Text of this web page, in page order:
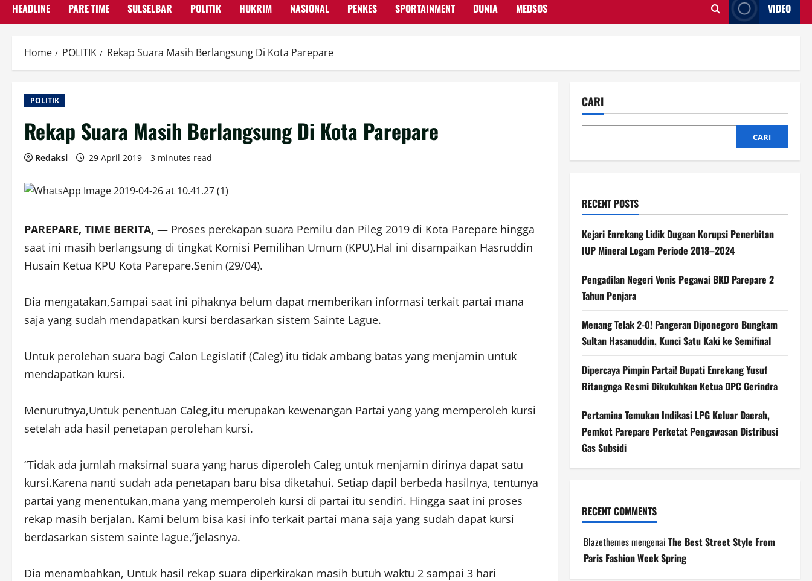
HEADLINE PARE TIME SULSELBAR POLITIK HUKRIM NASIONAL PENKES SPORTAINMENT DUNIA MEDSOS VIDEO
Home POLITIK Rekap Suara Masih Berlangsung Di Kota Parepare
POLITIK
Rekap Suara Masih Berlangsung Di Kota Parepare
Redaksi 29 April 2019 3 minutes read
PAREPARE, TIME BERITA, — Proses perekapan suara Pemilu dan Pileg 2019 di Kota Parepare hingga
saat ini masih berlangsung di tingkat Komisi Pemilihan Umum (KPU).Hal ini disampaikan Hasruddin
Husain Ketua KPU Kota Parepare.Senin (29/04).
Dia mengatakan,Sampai saat ini pihaknya belum dapat memberikan informasi terkait partai mana
saja yang sudah mendapatkan kursi berdasarkan sistem Sainte Lague.
Untuk perolehan suara bagi Calon Legislatif (Caleg) itu tidak ambang batas yang menjamin untuk
mendapatkan kursi.
Menurutnya,Untuk penentuan Caleg,itu merupakan kewenangan Partai yang yang memperoleh kursi
setelah ada hasil penetapan perolehan kursi.
“Tidak ada jumlah maksimal suara yang harus diperoleh Caleg untuk menjamin dirinya dapat satu
kursi.Karena nanti sudah ada penetapan baru bisa diketahui. Setiap dapil berbeda hasilnya, tentunya
partai yang menentukan,mana yang memperoleh kursi di partai itu sendiri. Hingga saat ini proses
rekap masih berjalan. Kami belum bisa kasi info terkait partai mana saja yang sudah dapat kursi
berdasarkan sistem sainte lague,”jelasnya.
Dia menambahkan, Untuk hasil rekap suara diperkirakan masih butuh waktu 2 sampai 3 hari
CARI
CARI
RECENT POSTS
Kejari Enrekang Lidik Dugaan Korupsi Penerbitan
IUP Mineral Logam Periode 2018–2024
Pengadilan Negeri Vonis Pegawai BKD Parepare 2
Tahun Penjara
Menang Telak 2-0! Pangeran Diponegoro Bungkam
Sultan Hasanuddin, Kunci Satu Kaki ke Semifinal
Dipercaya Pimpin Partai! Bupati Enrekang Yusuf
Ritangnga Resmi Dikukuhkan Ketua DPC Gerindra
Pertamina Temukan Indikasi LPG Keluar Daerah,
Pemkot Parepare Perketat Pengawasan Distribusi
Gas Subsidi
RECENT COMMENTS
Blazethemesmengenai The Best Street Style From
Paris Fashion Week Spring